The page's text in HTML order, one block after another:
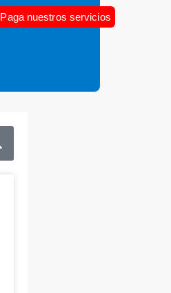
Paga nuestros servicios